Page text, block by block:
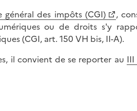
des impôts (CGI)
,
ou de droits s'y
(CGI, art. 150 VH bis, II-A).
il convient de se reporter au III